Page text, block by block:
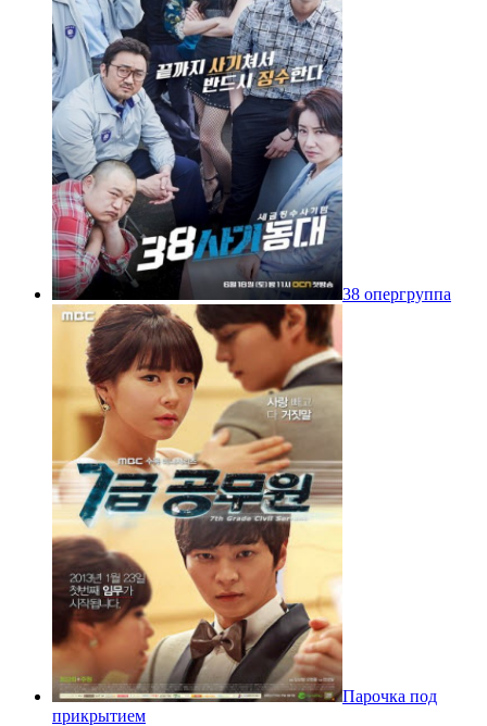
38 опергруппа
Парочка под
прикрытием